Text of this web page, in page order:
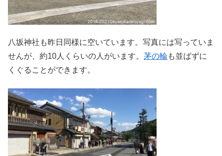
八坂神社も昨日同様に空いています。写真には写っていま
せんが、約10人くらいの人がいます。 茅の輪 も並ばずに
くぐることができます。